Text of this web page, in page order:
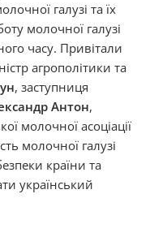
галузі та їх
молочної галузі
часу. Привітали
агрополітики та
, заступниця
Антон,
молочної асоціації
молочної галузі
країни та
український